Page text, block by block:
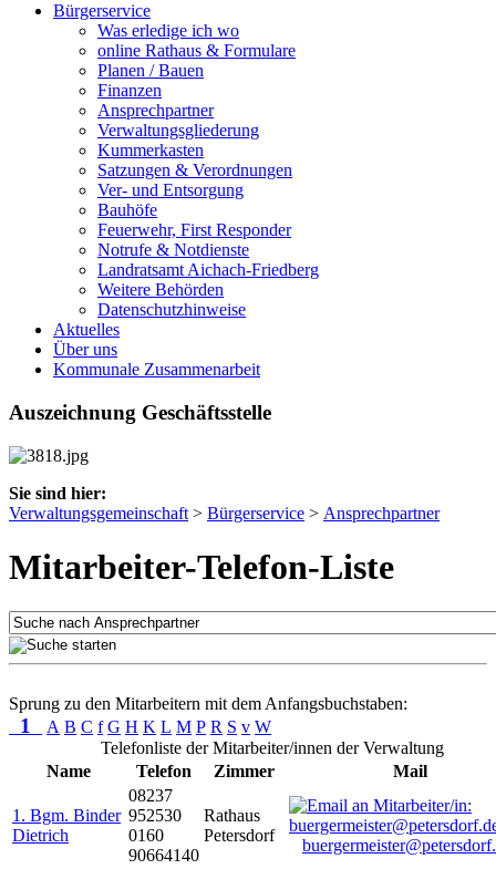
Bürgerservice
Was erledige ich wo
online Rathaus & Formulare
Planen / Bauen
Finanzen
Ansprechpartner
Verwaltungsgliederung
Kummerkasten
Satzungen & Verordnungen
Ver- und Entsorgung
Bauhöfe
Feuerwehr, First Responder
Notrufe & Notdienste
Landratsamt Aichach-Friedberg
Weitere Behörden
Datenschutzhinweise
Aktuelles
Über uns
Kommunale Zusammenarbeit
Auszeichnung Geschäftsstelle
Sie sind hier:
Verwaltungsgemeinschaft > Bürgerservice > Ansprechpartner
Mitarbeiter-Telefon-Liste
Sprung zu den Mitarbeitern mit dem Anfangsbuchstaben:
1 A B C f G H K L M P R S v W
Telefonliste der Mitarbeiter/innen der Verwaltung
Name
Telefon Zimmer Mail
1. Bgm. Binder
Dietrich
08237
952530
0160
90664140
Rathaus
Petersdorf